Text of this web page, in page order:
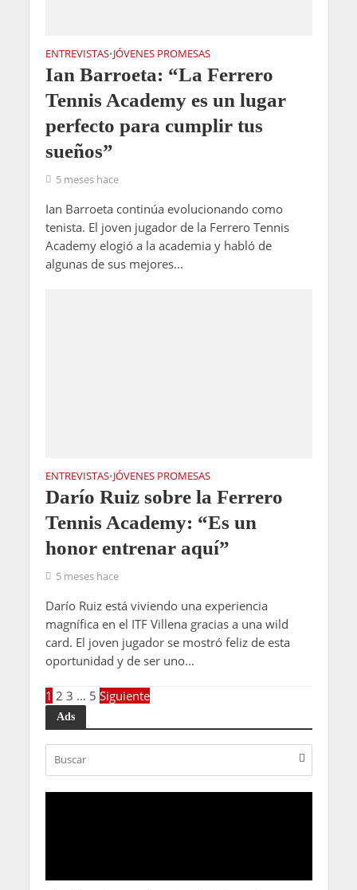
ENTREVISTAS•JÓVENES PROMESAS
Ian Barroeta: “La Ferrero
Tennis Academy es un lugar
perfecto para cumplir tus
sueños”
5 meses hace
Ian Barroeta continúa evolucionando como
tenista. El joven jugador de la Ferrero Tennis
Academy elogió a la academia y habló de
algunas de sus mejores...
ENTREVISTAS•JÓVENES PROMESAS
Darío Ruiz sobre la Ferrero
Tennis Academy: “Es un
honor entrenar aquí”
5 meses hace
Darío Ruiz está viviendo una experiencia
magnífica en el ITF Villena gracias a una wild
card. El joven jugador se mostró feliz de esta
oportunidad y de ser uno...
1 2 3 … 5 Siguiente
Ads